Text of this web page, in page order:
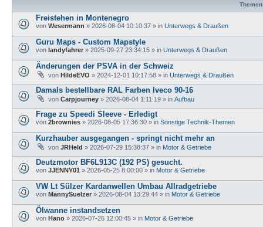
Themen
Freistehen in Montenegro
von Wesermann » 2026-08-04 10:10:37 » in Unterwegs & Draußen
Guru Maps - Custom Mapstyle
von landyfahrer » 2025-09-27 23:34:15 » in Unterwegs & Draußen
Änderungen der PSVA in der Schweiz
von HildeEVO » 2024-12-01 10:17:58 » in Unterwegs & Draußen
Damals bestellbare RAL Farben Iveco 90-16
von Carpjourney » 2026-08-04 1:11:19 » in Aufbau
Frage zu Speedi Sleeve - Erledigt
von 2brownies » 2026-08-05 17:36:30 » in Sonstige Technik-Themen
Kurzhauber ausgegangen - springt nicht mehr an
von JRHeld » 2026-07-29 15:38:37 » in Motor & Getriebe
Deutzmotor BF6L913C (192 PS) gesucht.
von JJENNY01 » 2026-05-25 8:00:00 » in Motor & Getriebe
VW Lt Sülzer Kardanwellen Umbau Allradgetriebe
von MannySuelzer » 2026-08-04 13:29:44 » in Motor & Getriebe
Ölwanne instandsetzen
von Hano » 2026-07-26 12:00:45 » in Motor & Getriebe